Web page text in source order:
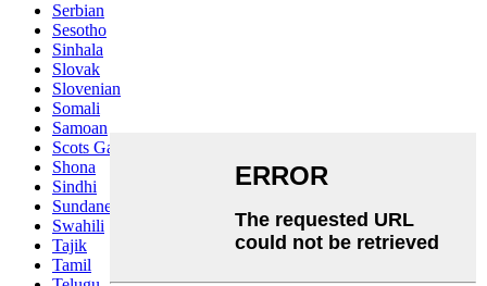
Serbian
Sesotho
Sinhala
Slovak
Slovenian
Somali
Samoan
Scots Gaelic
Shona
Sindhi
Sundanese
Swahili
Tajik
Tamil